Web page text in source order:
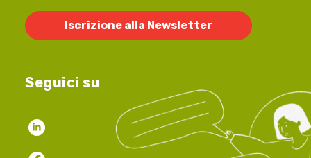
Iscrizione alla Newsletter
Seguici su